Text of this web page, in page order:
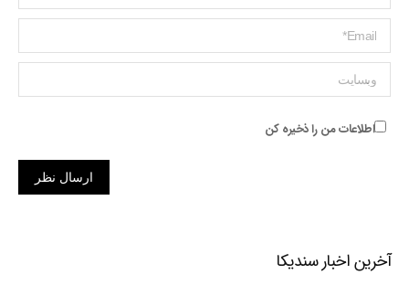
ایمیل *
وبسایت
اطلاعات من را ذخیره کن
ارسال نظر
آخرین اخبار سندیکا